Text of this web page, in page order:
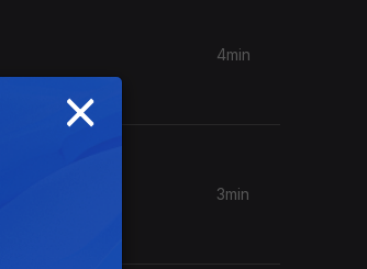
4min
3min
×